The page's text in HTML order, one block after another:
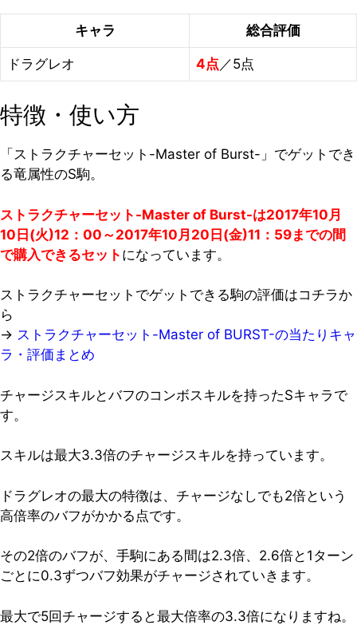
キャラ 総合評価
ドラグレオ 4点 ／5点
特徴・使い方
「ストラクチャーセット-Master of Burst-」でゲットでき
る竜属性のS駒。
ストラクチャーセット-Master of Burst-は2017年10月
10日(火)12：00～2017年10月20日(金)11：59までの間
で購入できるセット になっています。
ストラクチャーセットでゲットできる駒の評価はコチラか
ら
→ ストラクチャーセット-Master of BURST-の当たりキャ
ラ・評価まとめ
チャージスキルとバフのコンボスキルを持ったSキャラで
す。
スキルは最大3.3倍のチャージスキルを持っています。
ドラグレオの最大の特徴は、チャージなしでも2倍という
高倍率のバフがかかる点です。
その2倍のバフが、手駒にある間は2.3倍、2.6倍と1ターン
ごとに0.3ずつバフ効果がチャージされていきます。
最大で5回チャージすると最大倍率の3.3倍になりますね。